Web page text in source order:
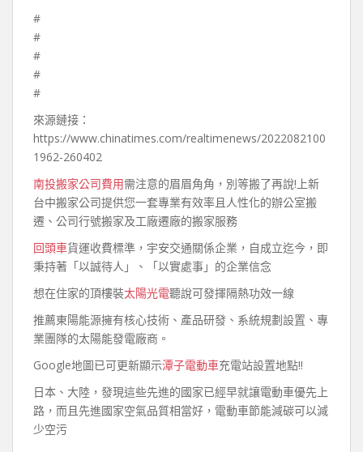
#
#
#
#
#
來源鏈接：
https://www.chinatimes.com/realtimenews/2022082100
1962-260402
南投搬家公司費用需注意的眉眉角角，別等搬了再說!上新
台中搬家公司提供您一套專業有效率且人性化的辦公室搬
遷、公司行號搬家及工廠遷廠的搬家服務
回頭車貨運收費標準，宇安交通關係企業，自成立迄今，即
秉持著「以誠待人」、「以實處事」的企業信念
想在住家的頂樓裝太陽光電聽說可發揮隔熱功效一線
推薦東陽能源擁有核心技術、產品研發、系統規劃設置、專
業團隊的太陽能發電廠商。
Google地圖已可更新顯示潭子電動車充電站設置地點!!
日本、大陸，發現這些先進的國家已經早就讓電動車優先上
路，而且先進國家空氣品質相當好，電動車節能減碳可以減
少空污